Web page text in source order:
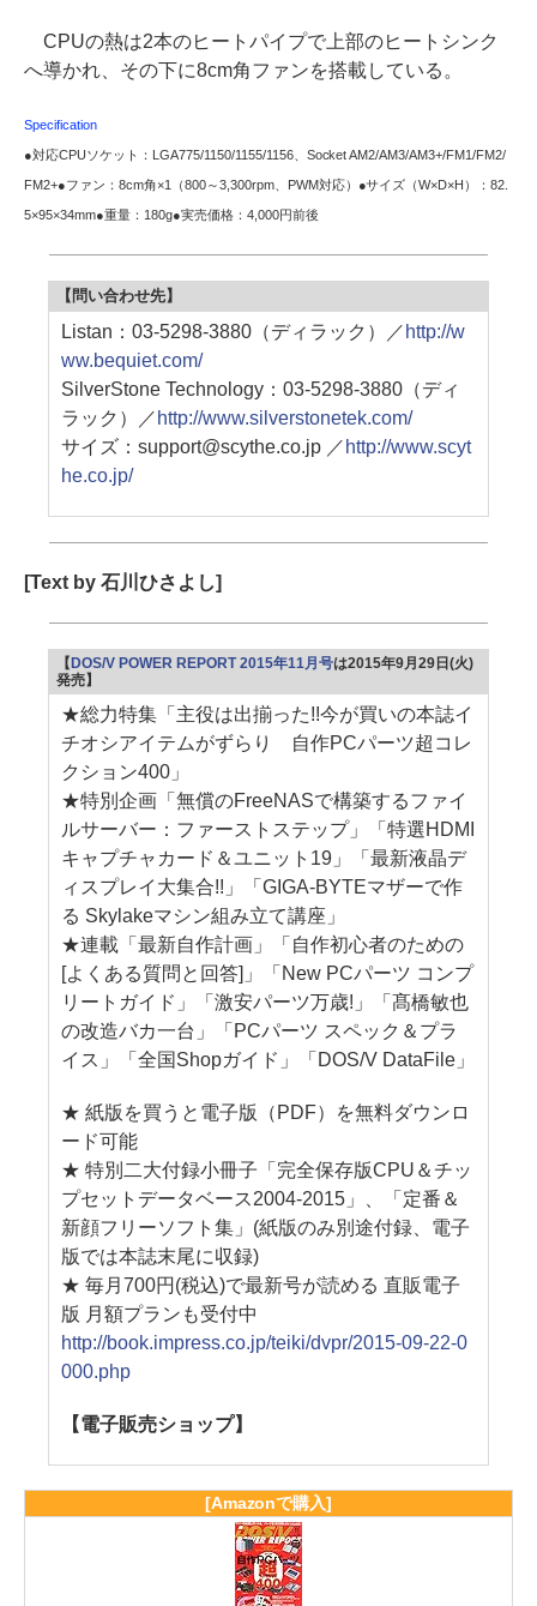
CPUの熱は2本のヒートパイプで上部のヒートシンク
へ導かれ、その下に8cm角ファンを搭載している。
Specification
●対応CPUソケット：LGA775/1150/1155/1156、Socket AM2/AM3/AM3+/FM1/FM2/
FM2+●ファン：8cm角×1（800～3,300rpm、PWM対応）●サイズ（W×D×H）：82.
5×95×34mm●重量：180g●実売価格：4,000円前後
【問い合わせ先】
Listan：03-5298-3880（ディラック）／ http://w
ww.bequiet.com/
SilverStone Technology：03-5298-3880（ディ
ラック）／ http://www.silverstonetek.com/
サイズ：support@scythe.co.jp ／ http://www.scyt
he.co.jp/
[Text by 石川ひさよし]
【DOS/V POWER REPORT 2015年11月号は2015年9月29日(火)
発売】
★総力特集「主役は出揃った!!今が買いの本誌イ
チオシアイテムがずらり 自作PCパーツ超コレ
クション400」
★特別企画「無償のFreeNASで構築するファイ
ルサーバー：ファーストステップ」「特選HDMI
キャプチャカード＆ユニット19」「最新液晶デ
ィスプレイ大集合!!」「GIGA-BYTEマザーで作
る Skylakeマシン組み立て講座」
★連載「最新自作計画」「自作初心者のための
[よくある質問と回答]」「New PCパーツ コンプ
リートガイド」「激安パーツ万歳!」「髙橋敏也
の改造バカ一台」「PCパーツ スペック＆プラ
イス」「全国Shopガイド」「DOS/V DataFile」
★ 紙版を買うと電子版（PDF）を無料ダウンロ
ード可能
★ 特別二大付録小冊子「完全保存版CPU＆チッ
プセットデータベース2004-2015」、「定番＆
新顔フリーソフト集」(紙版のみ別途付録、電子
版では本誌末尾に収録)
★ 毎月700円(税込)で最新号が読める 直販電子
版 月額プランも受付中
http://book.impress.co.jp/teiki/dvpr/2015-09-22-0
000.php
【電子販売ショップ】
[Amazonで購入]